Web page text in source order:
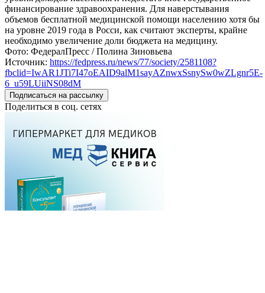
финансирование здравоохранения. Для наверстывания
объемов бесплатной медицинской помощи населению хотя бы
на уровне 2019 года в Росси, как считают эксперты, крайне
необходимо увеличение доли бюджета на медицину.
Фото: ФедералПресс / Полина Зиновьева
Источник: https://fedpress.ru/news/77/society/2581108?
fbclid=IwAR1JTi7I47oEAID9alM1sayAZnwxSsnySw0wZLgnr5E-
6_u59LUiiNS08dM
Подписаться на рассылку
Поделиться в соц. сетях